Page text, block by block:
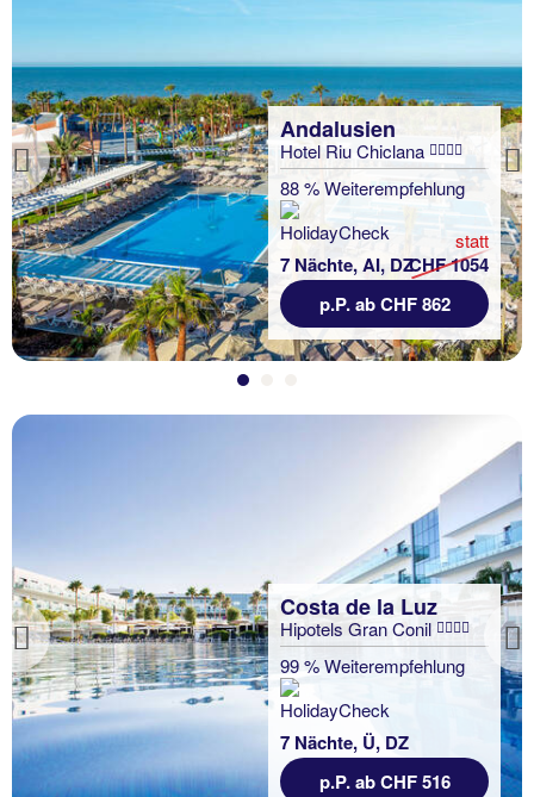
Previous
Andalusien
Hotel Riu Chiclana
88 % Weiterempfehlung
7 Nächte, AI, DZ
statt
CHF 1054
p.P. ab CHF 862
Previous
Costa de la Luz
Hipotels Gran Conil
99 % Weiterempfehlung
7 Nächte, Ü, DZ
p.P. ab CHF 516